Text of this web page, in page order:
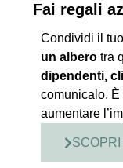
Fai regali
Condividi il
un albero tra
dipendenti,
comunicalo. È
aumentare
SCOPRI